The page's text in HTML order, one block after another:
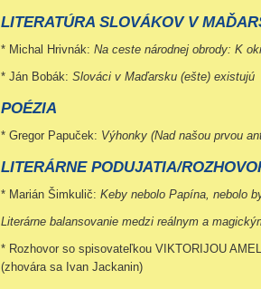
LITERATÚRA SLOVÁKOV V
* Michal Hrivnák: Na ceste národnej obrody: K
* Ján Bobák: Slováci v Maďarsku (ešte) existujú
POÉZIA
* Gregor Papuček: Výhonky (Nad našou prvou
LITERÁRNE PODUJATIA/
* Marián Šimkulič: Keby nebolo Papína, nebolo
Literárne balansovanie medzi reálnym a
* Rozhovor so spisovateľkou VIKTORIJOU
(zhovára sa Ivan Jackanin)